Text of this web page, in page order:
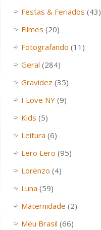
Festas & Feriados (43)
Filmes (20)
Fotografando (11)
Geral (284)
Gravidez (35)
I Love NY(9)
Kids (5)
Leitura (6)
Lero Lero (95)
Lorenzo (4)
Luna (59)
Maternidade (2)
Meu Brasil (66)